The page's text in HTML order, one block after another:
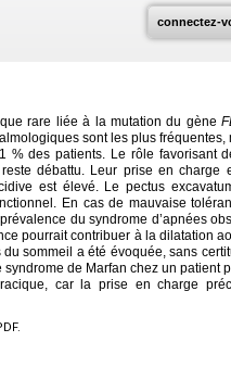
connectez-
rare liée à la mutation du gène
sont les plus
% des patients. Le rôle favorisant
débattu. Leur prise en charge
est élevé. Le pectus
En cas de mauvaise
du syndrome d’apnées
pourrait contribuer à la dilatation
sommeil a été évoquée, sans
de Marfan chez un patient
car la prise en charge